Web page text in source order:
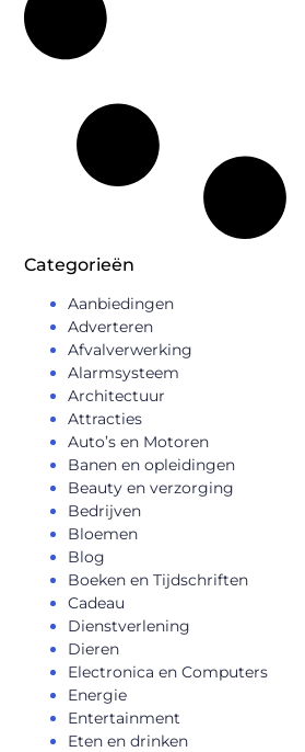
Categorieën
Aanbiedingen
Adverteren
Afvalverwerking
Alarmsysteem
Architectuur
Attracties
Auto’s en Motoren
Banen en opleidingen
Beauty en verzorging
Bedrijven
Bloemen
Blog
Boeken en Tijdschriften
Cadeau
Dienstverlening
Dieren
Electronica en Computers
Energie
Entertainment
Eten en drinken